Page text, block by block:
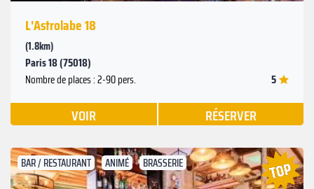
L'Astrolabe 18
(1.8km)
Paris 18 (75018)
Nombre de places : 2-90 pers. 5
VOIR RÉSERVER
BAR / RESTAURANT ANIMÉ BRASSERIE